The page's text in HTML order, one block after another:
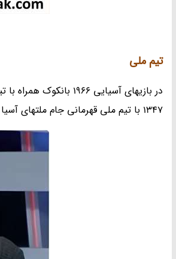
تیم ملی
در بازیهای آسیایی
1347 با تیم ملی قهرمانی جام ملتهای آسیا را در کارنامه خود ثبت کرد.